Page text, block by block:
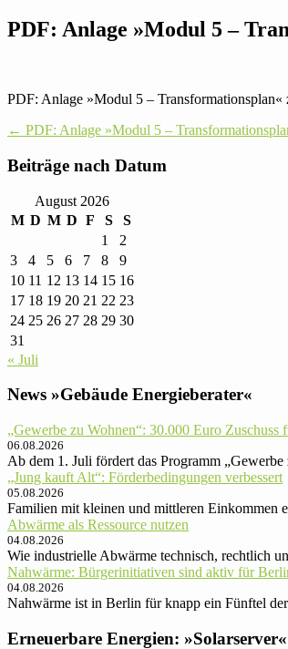
PDF: Anlage »Modul 5 –
PDF: Anlage »Modul 5 –
Post
navigation
← PDF: Anlage »Modul 5 –
Bei­träge nach Datum
August 2026
M D M D F S
S
1
2
3
4 5 6 7 8
9
10 11 12 13 14 15 16
17 18 19 20 21 22 23
24 25 26 27 28 29 30
31
« Juli
News »Gebäude Energieberater«
„Gewerbe zu Wohnen“: 30.000 Euro Zu­schuss
06.08.2026
Ab dem 1. Juli fördert das Programm
„Jung kauft Alt“: Förder­be­din­gun­gen ver­bessert
05.08.2026
Familien mit kleinen und mittle­ren Ein­kom­men
Abwärme als Ressource nutzen
04.08.2026
Wie industrielle Abwärme technisch, rechtlich
Nahwärme: Bürger­ini­tia­ti­ven sind aktiv für
04.08.2026
Nahwärme ist in Berlin für knapp ein Fünftel
Erneuerbare Energien: »Solarserver«